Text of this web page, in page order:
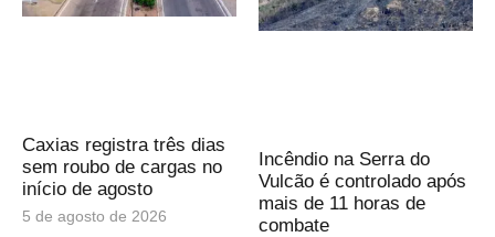
Caxias registra três dias
sem roubo de cargas no
início de agosto
5 de agosto de 2026
Incêndio na Serra do
Vulcão é controlado após
mais de 11 horas de
combate